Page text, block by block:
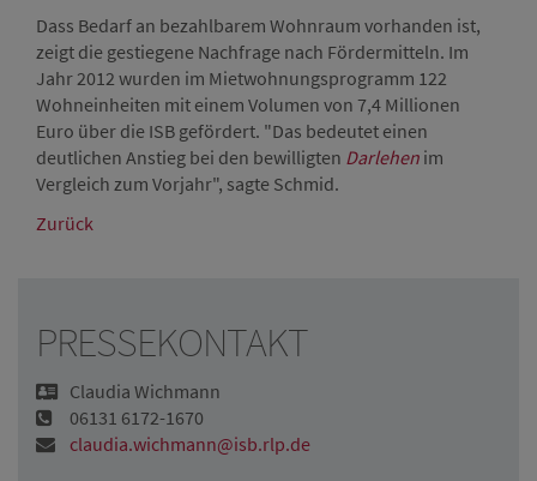
Dass Bedarf an bezahlbarem Wohnraum vorhanden ist,
zeigt die gestiegene Nachfrage nach Fördermitteln. Im
Jahr 2012 wurden im Mietwohnungsprogramm 122
Wohneinheiten mit einem Volumen von 7,4 Millionen
Euro über die ISB gefördert. "Das bedeutet einen
deutlichen Anstieg bei den bewilligten Darlehen im
Vergleich zum Vorjahr", sagte Schmid.
Zurück
PRESSEKONTAKT
Claudia Wichmann
06131 6172-1670
claudia.wichmann@isb.rlp.de